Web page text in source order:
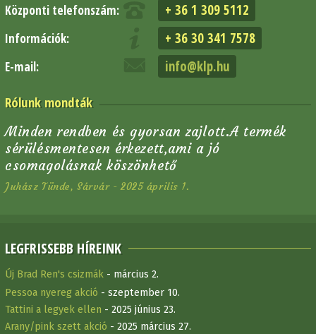
Központi telefonszám: + 36 1 309 5112
Információk: + 36 30 341 7578
E-mail: info@klp.hu
Rólunk mondták
Minden rendben és gyorsan zajlott.A termék
sérülésmentesen érkezett,ami a jó
csomagolásnak köszönhető
Juhász Tünde, Sárvár - 2025 április 1.
LEGFRISSEBB HÍREINK
Új Brad Ren's csizmák - március 2.
Pessoa nyereg akció - szeptember 10.
Tattini a legyek ellen - 2025 június 23.
Arany/pink szett akció - 2025 március 27.